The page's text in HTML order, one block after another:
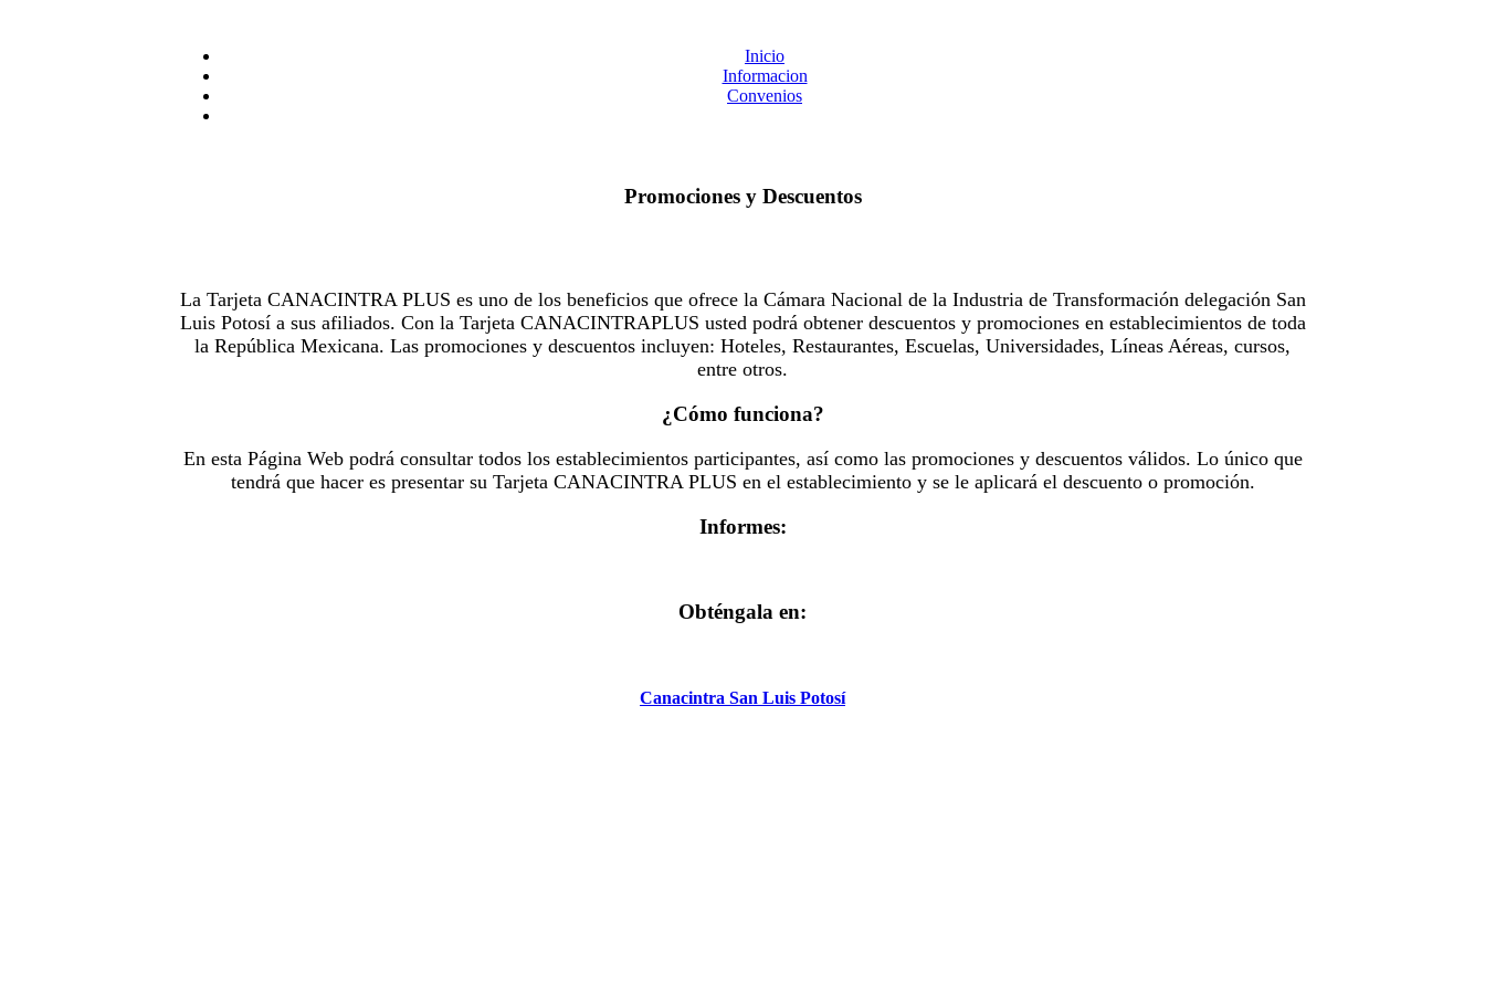
Inicio
Informacion
Convenios
Promociones y Descuentos
La Tarjeta CANACINTRA PLUS es uno de los beneficios que ofrece la Cámara Nacional de la Industria de Transformación delegación San
Luis Potosí a sus afiliados. Con la Tarjeta CANACINTRAPLUS usted podrá obtener descuentos y promociones en establecimientos de toda
la República Mexicana. Las promociones y descuentos incluyen: Hoteles, Restaurantes, Escuelas, Universidades, Líneas Aéreas, cursos,
entre otros.
¿Cómo funciona?
En esta Página Web podrá consultar todos los establecimientos participantes, así como las promociones y descuentos válidos. Lo único que
tendrá que hacer es presentar su Tarjeta CANACINTRA PLUS en el establecimiento y se le aplicará el descuento o promoción.
Informes:
Obténgala en:
Canacintra San Luis Potosí